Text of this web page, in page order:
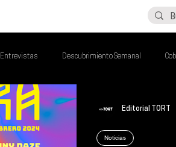
Entrevistas Descubrimiento Semanal
Imperdibles de la Semana Poder Latino Que
Noticias
Editorial TORT